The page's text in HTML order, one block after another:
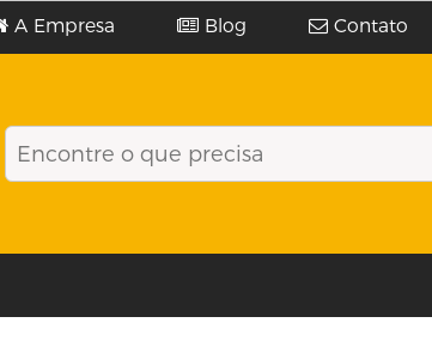
A Empresa Blog Contato